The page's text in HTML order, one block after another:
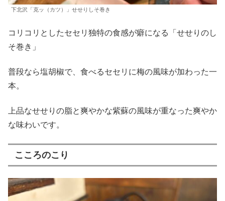
下北沢「克ッ（カツ）」せせりしそ巻き
コリコリとしたセセリ独特の食感が癖になる「せせりのし
そ巻き」
普段なら塩胡椒で、食べるセセリに梅の風味が加わった一
本。
上品なせせりの脂と爽やかな紫蘇の風味が重なった爽やか
な味わいです。
こころのこり